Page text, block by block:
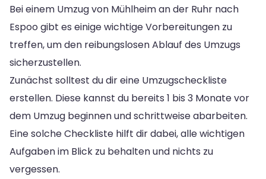
Bei einem Umzug von Mühlheim an der Ruhr nach
Espoo gibt es einige wichtige Vorbereitungen zu
treffen, um den reibungslosen Ablauf des Umzugs
sicherzustellen.
Zunächst solltest du dir eine Umzugscheckliste
erstellen. Diese kannst du bereits 1 bis 3 Monate vor
dem Umzug beginnen und schrittweise abarbeiten.
Eine solche Checkliste hilft dir dabei, alle wichtigen
Aufgaben im Blick zu behalten und nichts zu
vergessen.